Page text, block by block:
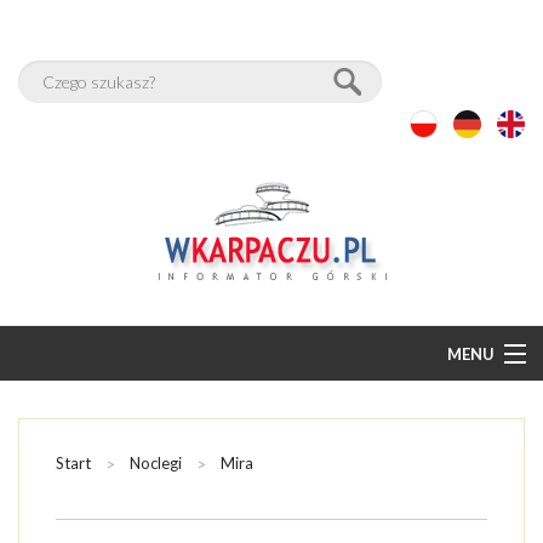
MENU
BAZA NOCLEGÓW
PAKIETY
Start Noclegi Mira